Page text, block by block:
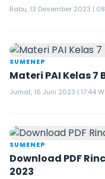
Rabu, 13 Desember 2023 |
SUMENEP
Materi PAI Kelas 7
Jumat, 16 Juni 2023 | 17:44
SUMENEP
Download PDF
2023